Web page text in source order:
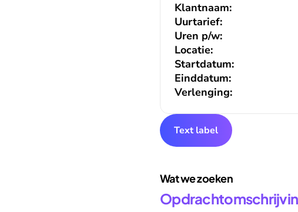
Startdatum:
Einddatum:
Verlenging:
Klantnaam:
Uurtarief:
Uren p/w:
Locatie:
Text label
Wat we zoeken